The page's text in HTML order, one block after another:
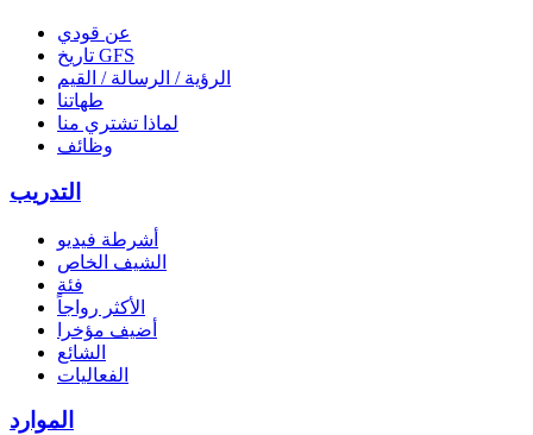
عن قودي
تاريخ GFS
الرؤية / الرسالة / القيم
طهاتنا
لماذا تشتري منا
وظائف
التدريب
أشرطة فيديو
الشيف الخاص
فئة
الأكثر رواجاً
أضيف مؤخرا
الشائع
الفعاليات
الموارد